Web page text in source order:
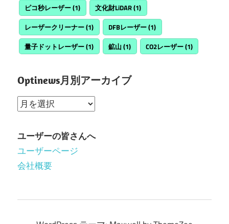
ピコ秒レーザー(1) 文化財LiDAR(1)
レーザークリーナー(1) DFBレーザー(1)
量子ドットレーザー(1) 鉱山 (1) CO2レーザー(1)
Optinews月別アーカイブ
Optinews
別
ア
ー
ユーザーの皆さんへ
ユーザーページ
会社概要